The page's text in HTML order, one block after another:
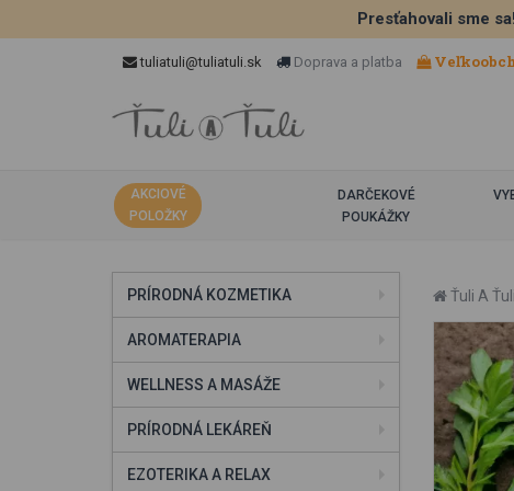
Presťahovali sme
tuliatuli@tuliatuli.sk Doprava a platba
AKCIOVÉ
POLOŽKY
DARČEKOVÉ
POUKÁŽKY
PRÍRODNÁ KOZMETIKA
AROMATERAPIA
WELLNESS A MASÁŽE
PRÍRODNÁ LEKÁREŇ
EZOTERIKA A RELAX
Ťuli A Ťuli